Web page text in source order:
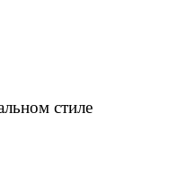
стиле